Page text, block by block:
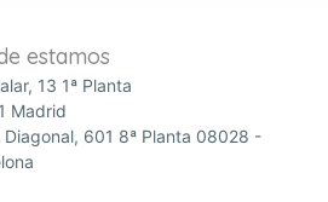
estamos
13 1ª Planta
Madrid
Diagonal, 601 8ª Planta 08028 -